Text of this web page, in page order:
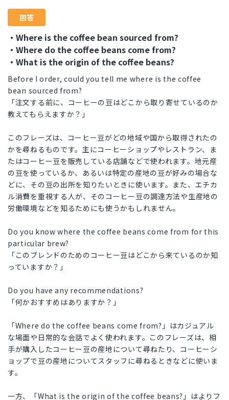
回答
・Where is the coffee bean sourced from?
・Where do the coffee beans come from?
・What is the origin of the coffee beans?
Before I order, could you tell me where is the coffee
bean sourced from?
「注文する前に、コーヒーの豆はどこから取り寄せているのか
教えてもらえますか？」
このフレーズは、コーヒー豆がどの地域や国から取得されたの
かを尋ねるものです。主にコーヒーショップやレストラン、ま
たはコーヒー豆を販売している店舗などで使われます。地元産
の豆を使っているか、あるいは特定の産地の豆が好みの場合な
どに、その豆の出所を知りたいときに使います。また、エチカ
ル消費を重視する人が、そのコーヒー豆の調達方法や生産地の
労働環境などを知るためにも使うかもしれません。
Do you know where the coffee beans come from for this
particular brew?
「このブレンドのためのコーヒー豆はどこから来ているのか知
っていますか？」
Do you have any recommendations?
「何かおすすめはありますか？」
「Where do the coffee beans come from?」はカジュアル
な場面や日常的な会話でよく使われます。このフレーズは、相
手が購入したコーヒー豆の産地について尋ねたり、コーヒーシ
ョップで豆の産地についてスタッフに尋ねるときなどに使いま
す。
一方、「What is the origin of the coffee beans?」はよりフ